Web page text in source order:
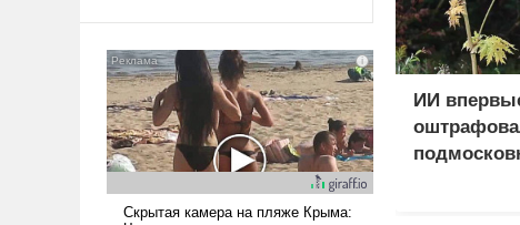
Сложившаяся ситуация
означает многолетний период
уязвимости США, например,
перед Китаем.
ИИ